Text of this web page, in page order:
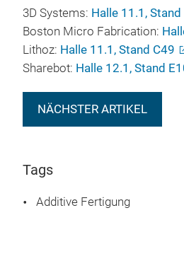
3D Systems: Halle 11.1, Stand
Boston Micro Fabrication:
Lithoz: Halle 11.1, Stand C49
Sharebot: Halle 12.1, Stand
NÄCHSTER ARTIKEL
Tags
Additive Fertigung